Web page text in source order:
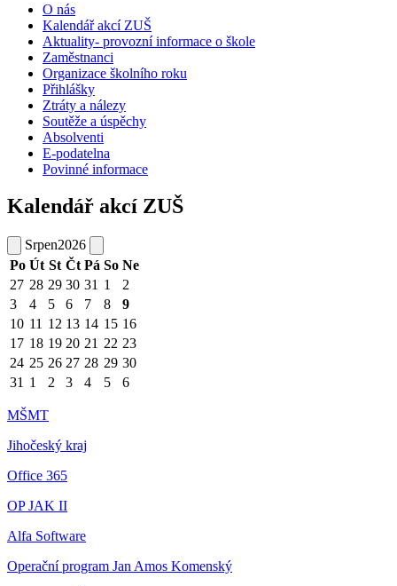
O nás
Kalendář akcí ZUŠ
Aktuality- provozní informace o škole
Zaměstnanci
Organizace školního roku
Přihlášky
Ztráty a nálezy
Soutěže a úspěchy
Absolventi
E-podatelna
Povinné informace
Kalendář akcí ZUŠ
Srpen2026
Po Út St Čt Pá So Ne
27 28 29 30 31 1
2
3
4 5 6 7 8
9
10 11 12 13 14 15 16
17 18 19 20 21 22 23
24 25 26 27 28 29 30
31 1 2 3 4 5 6
MŠMT
Jihočeský kraj
Office 365
OP JAK II
Alfa Software
Operační program Jan Amos Komenský